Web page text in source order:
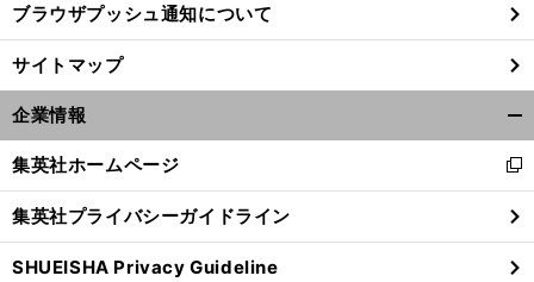
ブラウザプッシュ通知について
サイトマップ
企業情報
閉
る
集英社ホームページ
新
し
い
ウ
ィ
集英社プライバシーガイドライン
SHUEISHA Privacy Guideline